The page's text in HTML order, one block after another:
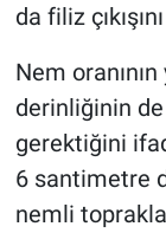
da filiz
Nem
derinliğinin
gerektiğini
6 santimetre
nemli